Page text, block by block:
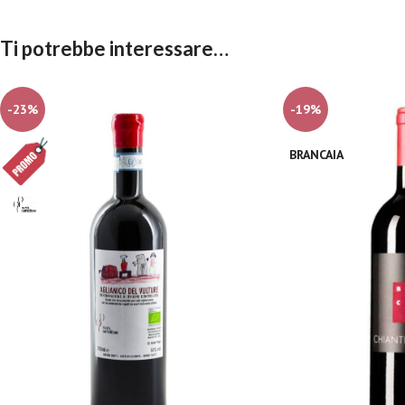
Ti potrebbe interessare…
-23% -19%
BRANCAIA